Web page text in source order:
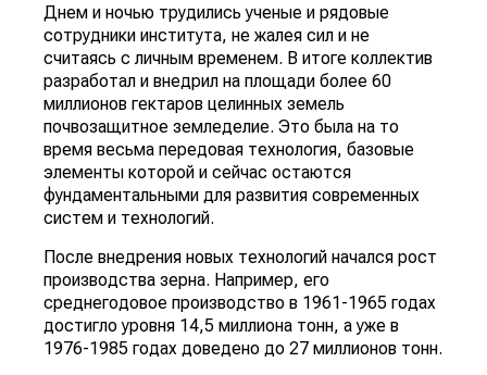
Днем и ночью трудились ученые и рядовые
сотрудники института, не жалея сил и не
считаясь с личным временем. В итоге коллектив
разработал и внедрил на площади более 60
миллионов гектаров целинных земель
почвозащитное земледелие. Это была на то
время весьма передовая технология, базовые
элементы которой и сейчас остаются
фундаментальными для развития современных
систем и технологий.
После внедрения новых технологий начался рост
производства зерна. Например, его
среднегодовое производство в 1961-1965 годах
достигло уровня 14,5 миллиона тонн, а уже в
1976-1985 годах доведено до 27 миллионов тонн.